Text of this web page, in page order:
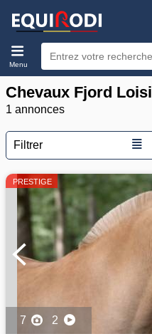
Menu
Chevaux Fjord
1 annonces
Filtrer ≣
PRESTIGE
7 2